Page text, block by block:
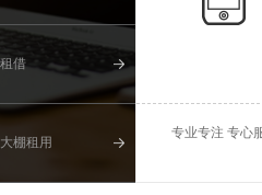
借
棚租用
专业专注 专心